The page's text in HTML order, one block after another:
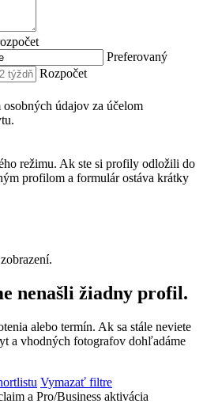
Preferovaný
Rozpočet
osobných údajov za účelom
režimu. Ak ste si profily odložili do
profilom a formulár ostáva krátky
nenašli žiadny profil.
alebo termín. Ak sa stále neviete
a vhodných fotografov dohľadáme
Vymazať filtre
a Pro/Business aktivácia